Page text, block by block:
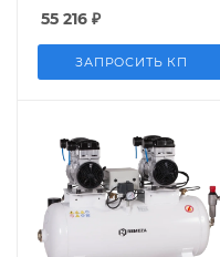
55 216 ₽
ЗАПРОСИТЬ КП